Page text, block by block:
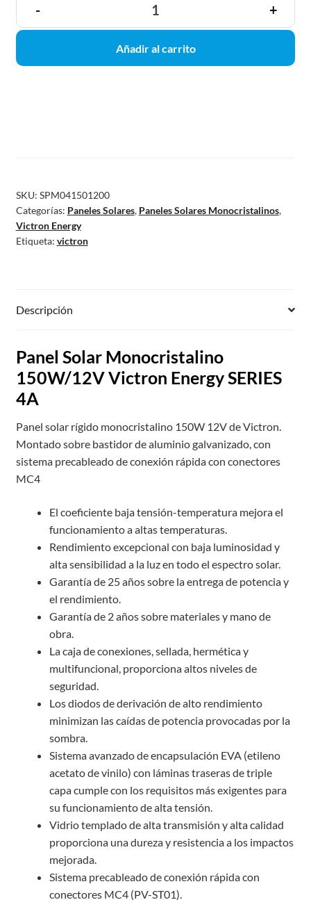
- +
Añadir al carrito
SKU: SPM041501200
Categorías: Paneles Solares, Paneles Solares Monocristalinos,
Victron Energy
Etiqueta: victron
Descripción
Panel Solar Monocristalino
150W/12V Victron Energy SERIES
4A
Panel solar rígido monocristalino 150W 12V de Victron.
Montado sobre bastidor de aluminio galvanizado, con
sistema precableado de conexión rápida con conectores
MC4
El coeficiente baja tensión-temperatura mejora el
funcionamiento a altas temperaturas.
Rendimiento excepcional con baja luminosidad y
alta sensibilidad a la luz en todo el espectro solar.
Garantía de 25 años sobre la entrega de potencia y
el rendimiento.
Garantía de 2 años sobre materiales y mano de
obra.
La caja de conexiones, sellada, hermética y
multifuncional, proporciona altos niveles de
seguridad.
Los diodos de derivación de alto rendimiento
minimizan las caídas de potencia provocadas por la
sombra.
Sistema avanzado de encapsulación EVA (etileno
acetato de vinilo) con láminas traseras de triple
capa cumple con los requisitos más exigentes para
su funcionamiento de alta tensión.
Vidrio templado de alta transmisión y alta calidad
proporciona una dureza y resistencia a los impactos
mejorada.
Sistema precableado de conexión rápida con
conectores MC4 (PV-ST01).